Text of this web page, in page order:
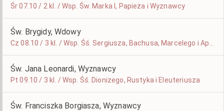
Śr 07.10 / 2 kl. / Wsp. Św. Marka I, Papieża i Wyznawcy
Św. Brygidy, Wdowy
Św. Jana Leonardi, Wyznawcy
Pt 09.10 / 3 kl. / Wsp. Śś. Dionizego, Rustyka i Eleuteriusza
Św. Franciszka Borgiasza, Wyznawcy